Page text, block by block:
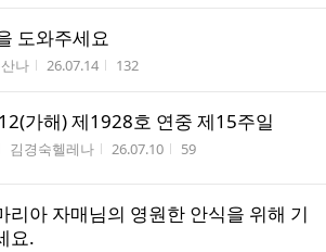
도와주세요
나 작성시간
26.07.14 조회수
132
가해) 제1928호 연중 제15주일
작성자
김경숙헬레나 작성시간
26.07.10 조회수
59
리아 자매님의 영원한 안식을 위해 기
요.